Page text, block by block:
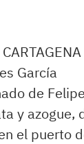
García
de
y azogue,
el puerto